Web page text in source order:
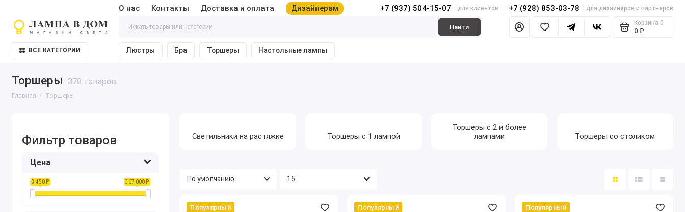
О нас Контакты Доставка и оплата Дизайнерам +7 (937) 504-15-07 - для клиентов +7 (928) 853-03-78 - для дизайнеров и партнеров
Найти
Корзина 0
0 ₽
ВСЕ КАТЕГОРИИ Люстры Бра Торшеры Настольные лампы
Торшеры 378 товаров
Главная Торшеры
Фильтр товаров
Цена
3 450 ₽ 367 000 ₽
Светильники на растяжке Торшеры с 1 лампой
Торшеры с 2 и более
лампами
Торшеры со столиком
Популярный
Популярный
Популярный